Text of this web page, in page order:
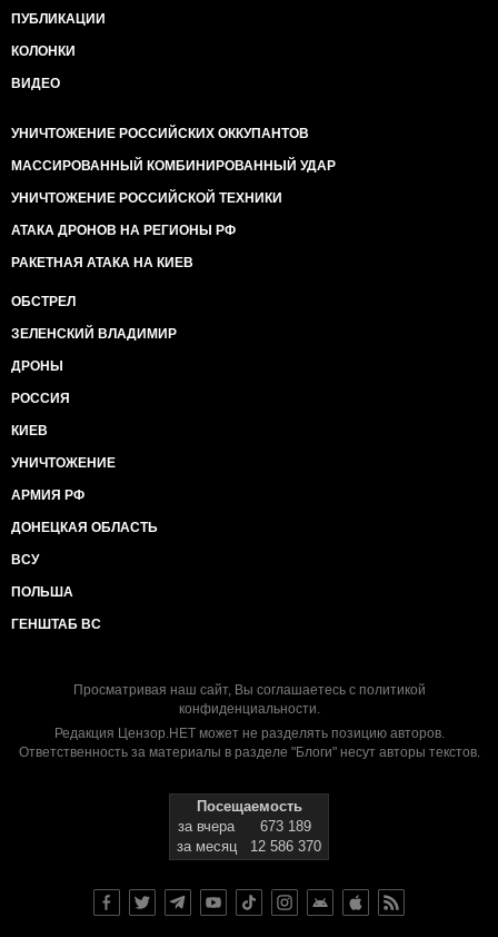
ПУБЛИКАЦИИ
КОЛОНКИ
ВИДЕО
УНИЧТОЖЕНИЕ РОССИЙСКИХ ОККУПАНТОВ
МАССИРОВАННЫЙ КОМБИНИРОВАННЫЙ УДАР
УНИЧТОЖЕНИЕ РОССИЙСКОЙ ТЕХНИКИ
АТАКА ДРОНОВ НА РЕГИОНЫ РФ
РАКЕТНАЯ АТАКА НА КИЕВ
ОБСТРЕЛ
ЗЕЛЕНСКИЙ ВЛАДИМИР
ДРОНЫ
РОССИЯ
КИЕВ
УНИЧТОЖЕНИЕ
АРМИЯ РФ
ДОНЕЦКАЯ ОБЛАСТЬ
ВСУ
ПОЛЬША
ГЕНШТАБ ВС
Просматривая наш сайт, Вы соглашаетесь с политикой
конфиденциальности.
Редакция Цензор.НЕТ может не разделять позицию авторов.
Ответственность за материалы в разделе "Блоги" несут авторы текстов.
Посещаемость
за вчера
673 189
за месяц
12 586 370